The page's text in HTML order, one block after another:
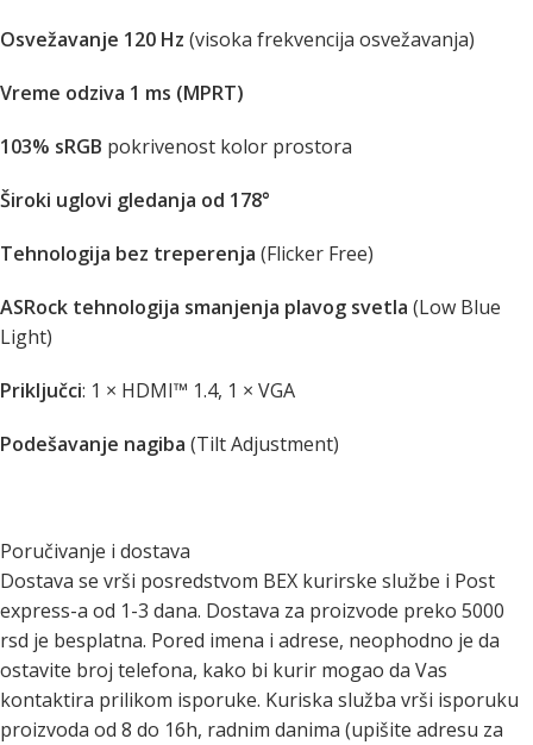
Osvežavanje 120 Hz (visoka frekvencija osvežavanja)
Vreme odziva 1 ms (MPRT)
103% sRGB pokrivenost kolor prostora
Široki uglovi gledanja od 178°
Tehnologija bez treperenja (Flicker Free)
ASRock tehnologija smanjenja plavog svetla (Low Blue
Light)
Priključci: 1 × HDMI™ 1.4, 1 × VGA
Podešavanje nagiba (Tilt Adjustment)
Poručivanje i dostava
Dostava se vrši posredstvom BEX kurirske službe i Post
express-a od 1-3 dana. Dostava za proizvode preko 5000
rsd je besplatna. Pored imena i adrese, neophodno je da
ostavite broj telefona, kako bi kurir mogao da Vas
kontaktira prilikom isporuke. Kuriska služba vrši isporuku
proizvoda od 8 do 16h, radnim danima (upišite adresu za